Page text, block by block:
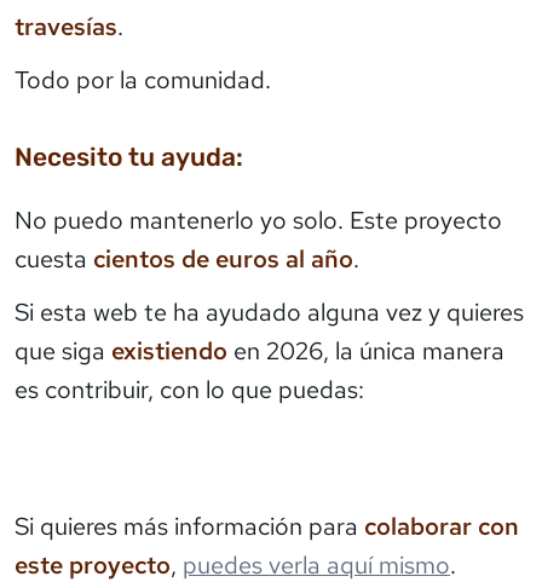
travesías.
Todo por la comunidad.
Necesito tu ayuda:
No puedo mantenerlo yo solo. Este proyecto
cuesta cientos de euros al año.
Si esta web te ha ayudado alguna vez y quieres
que siga existiendo en 2026, la única manera
es contribuir, con lo que puedas:
Si quieres más información para colaborar con
este proyecto, puedes verla aquí mismo.